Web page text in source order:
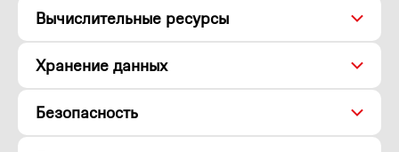
Вычислительные ресурсы
Хранение данных
Безопасность